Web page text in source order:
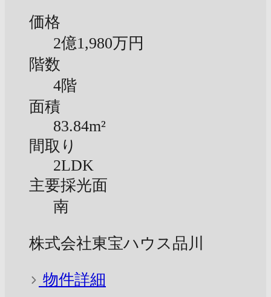
価格
2億1,980万円
階数
4階
面積
83.84m²
間取り
2LDK
主要採光面
南
株式会社東宝ハウス品川
物件詳細